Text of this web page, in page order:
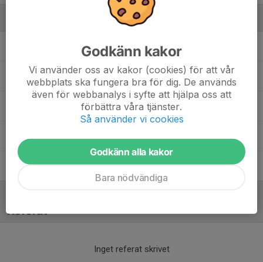
Anders KoponenTränare
Anders ÅgrenTränare
Dennis ForssMaterialförvaltare
Joel TörmäHuvudtränare
Tage LundinMaterialförvaltare
Referat
Inget referat skrivet
Godkänn kakor
Vi använder oss av kakor (cookies) för att vår
webbplats ska fungera bra för dig. De används
även för webbanalys i syfte att hjälpa oss att
förbättra våra tjänster.
Så använder vi cookies
Godkänn alla kakor
Bara nödvändiga